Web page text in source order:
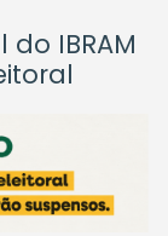
IBRAM